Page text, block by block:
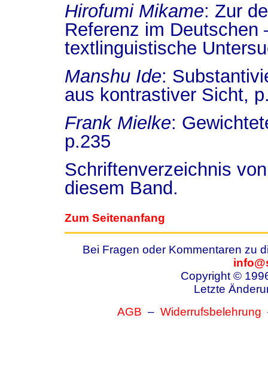
Hirofumi Mikame: Zur
Referenz im Deutschen
textlinguistische
Manshu Ide:
aus kontrastiver Sicht,
Frank Mielke:
p.235
Schriftenverzeichnis
diesem Band.
Zum Seitenanfang
Bei Fragen oder Kommentaren zu
Copyright ©
Letzte
AGB – Widerrufsbelehrung